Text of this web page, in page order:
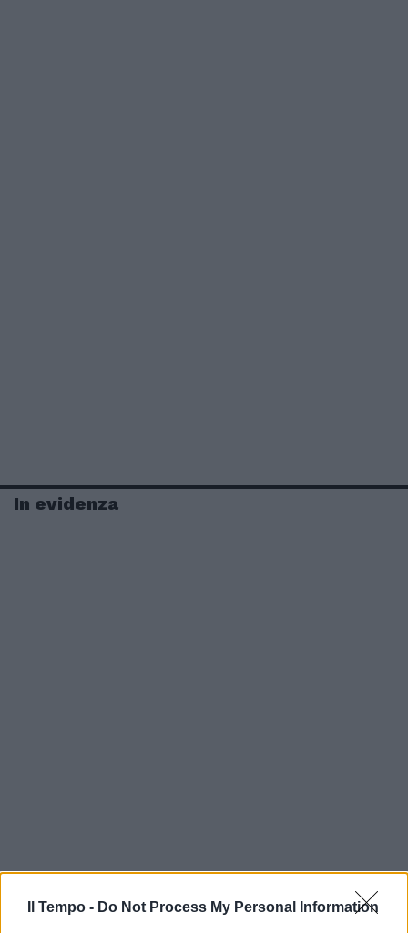
Il Tempo - Do Not Process My Personal Information
In evidenza